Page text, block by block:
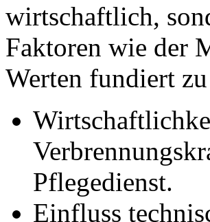
wirtschaftlich,
Faktoren wie der
Werten fundiert
Pflegedienst.
Einfluss